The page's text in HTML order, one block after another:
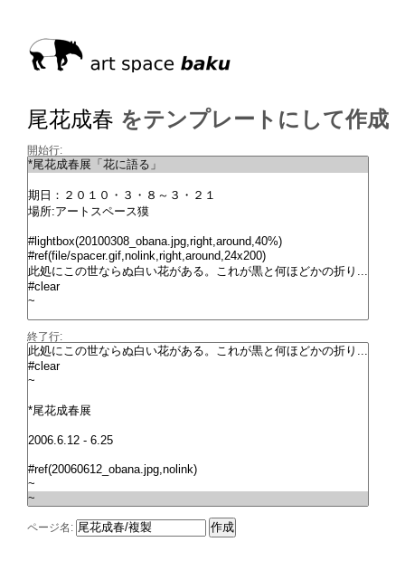
尾花成春 をテンプレートにして作成
開始行:
終了行:
ページ名: